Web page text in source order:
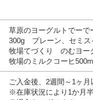
草原のヨーグルトでーで
300g プレーン、セミス
牧場てづくり のむヨー
牧場のミルクコーヒ
ご入金後、2週間～1ヶ月
※在庫状況により1か月